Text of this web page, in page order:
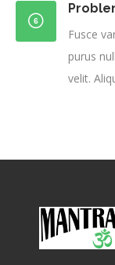
Fusce
purus
velit.